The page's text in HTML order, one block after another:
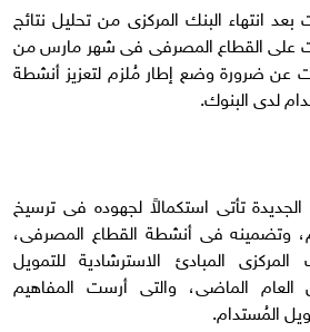
انتهاء البنك المركزى من تحليل نتائج
على القطاع المصرفى فى شهر مارس من
عن ضرورة وضع إطار مُلزم لتعزيز أنشطة
لدى البنوك.
تأتى استكمالاً لجهوده فى ترسيخ
وتضمينه فى أنشطة القطاع المصرفى،
المبادئ الاسترشادية للتمويل
الماضى، والتى أرست المفاهيم
المُستدام.